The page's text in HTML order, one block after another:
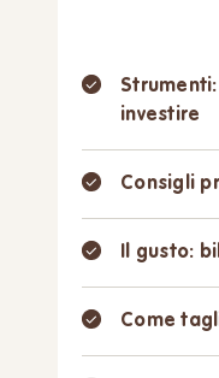
investire
Consigli
Il gusto:
Come